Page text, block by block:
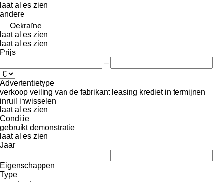
laat alles zien
andere
Oekraïne
laat alles zien
laat alles zien
Prijs
–
Advertentietype
verkoop veiling van de fabrikant leasing krediet in termijnen
inruil inwisselen
laat alles zien
Conditie
gebruikt demonstratie
laat alles zien
Jaar
–
Eigenschappen
Type